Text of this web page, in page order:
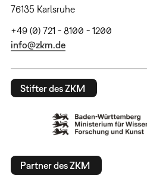
76135 Karlsruhe
+49 (0) 721 - 8100 - 1200
info@zkm.de
Stifter des ZKM
Partner des ZKM